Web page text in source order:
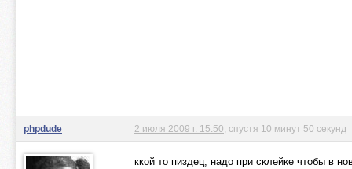
phpdude 2 июля 2009 г. 15:50 , спустя 10 минут 50 секунд
ккой то пиздец, надо при склейке чтобы в